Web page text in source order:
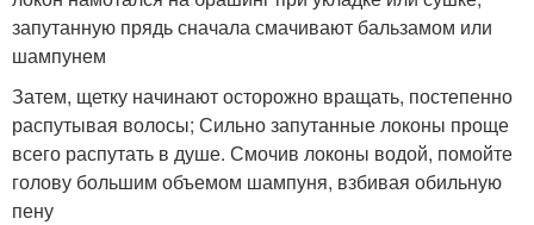
запутанную прядь сначала смачивают бальзамом или
шампунем
Затем, щетку начинают осторожно вращать, постепенно
распутывая волосы; Сильно запутанные локоны проще
всего распутать в душе. Смочив локоны водой, помойте
голову большим объемом шампуня, взбивая обильную
пену